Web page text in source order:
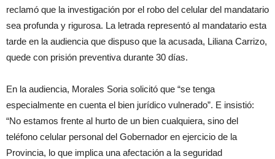
reclamó que la investigación por el robo del celular del mandatario
sea profunda y rigurosa. La letrada representó al mandatario esta
tarde en la audiencia que dispuso que la acusada, Liliana Carrizo,
quede con prisión preventiva durante 30 días.
En la audiencia, Morales Soria solicitó que “se tenga
especialmente en cuenta el bien jurídico vulnerado”. E insistió:
“No estamos frente al hurto de un bien cualquiera, sino del
teléfono celular personal del Gobernador en ejercicio de la
Provincia, lo que implica una afectación a la seguridad